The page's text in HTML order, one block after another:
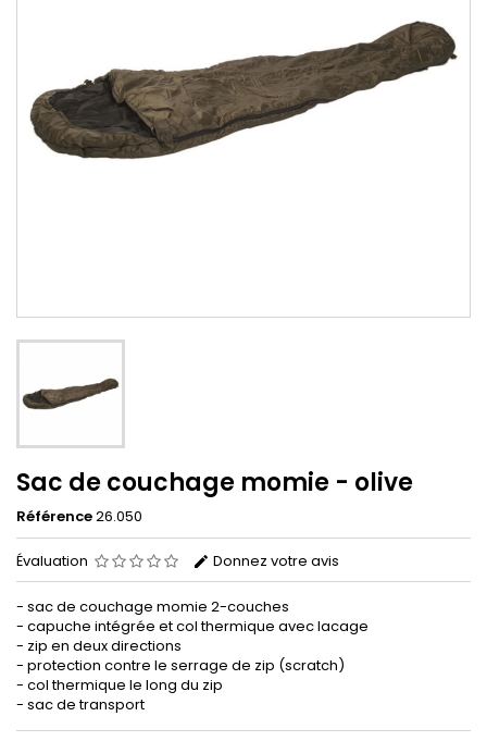
Sac de couchage momie - olive
Référence26.050
Évaluation Donnez votre avis
- sac de couchage momie 2-couches
- capuche intégrée et col thermique avec lacage
- zip en deux directions
- protection contre le serrage de zip (scratch)
- col thermique le long du zip
- sac de transport